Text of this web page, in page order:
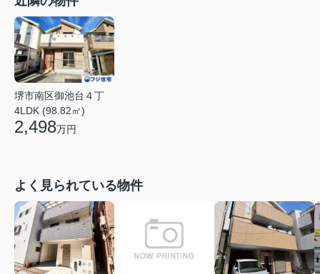
堺市南区御池台４丁
4LDK (98.82㎡)
2,498万円
よく見られている物件